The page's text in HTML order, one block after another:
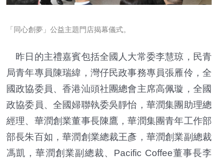
「同心創夢」公益主題門店揭幕儀式。
昨日的主禮嘉賓包括全國人大常委李慧琼，民青
局青年專員陳瑞緯，灣仔民政事務專員張雁伶，全
國政協委員、香港汕頭社團總會主席高佩璇，全國
政協委員、全國婦聯執委吳靜怡，華潤集團助理總
經理、華潤創業董事長陳鷹，華潤集團青年工作部
部長朱百如，華潤創業總裁王彥，華潤創業副總裁
馮凱，華潤創業副總裁、Pacific Coffee董事長李